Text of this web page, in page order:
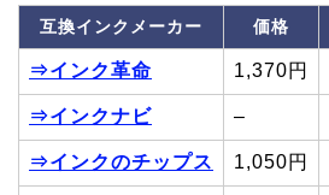
互換インクメーカー 価格
⇒インク革命 1,370円
⇒インクナビ –
⇒インクのチップス 1,050円